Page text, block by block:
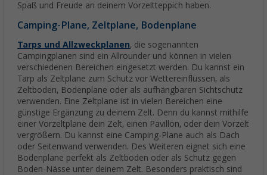
Spaß und Freude an deinem Vorzeltteppich haben.
Camping-Plane, Zeltplane, Bodenplane
Tarps und Allzweckplanen, die sogenannten
Campingplanen sind ein Allrounder und können in vielen
verschiedenen Bereichen eingesetzt werden. Du kannst ein
Tarp als Zeltplane zum Schutz vor Wettereinflüssen, als
Zeltboden, Bodenplane oder als aufhängbaren Sichtschutz
verwenden. Eine Zeltplane ist in vielen Bereichen eine
günstige Ergänzung zu deinem Zelt. Denn du kannst mithilfe
einer Vorzeltplane dein Zelt, einen Pavillon, oder dein Vorzelt
vergrößern. Du kannst eine Camping-Plane auch als Dach
oder Seitenwand verwenden. Des Weiteren eignet sich eine
Bodenplane perfekt als Zeltboden oder als Schutz gegen
Boden-Nässe unter deinem Zelt. Besonders praktisch sind